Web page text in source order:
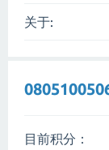
关于:
目前积分：